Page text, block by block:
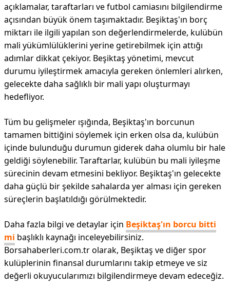
açıklamalar, taraftarları ve futbol camiasını bilgilendirme
açısından büyük önem taşımaktadır. Beşiktaş'ın borç
miktarı ile ilgili yapılan son değerlendirmelerde, kulübün
mali yükümlülüklerini yerine getirebilmek için attığı
adımlar dikkat çekiyor. Beşiktaş yönetimi, mevcut
durumu iyileştirmek amacıyla gereken önlemleri alırken,
gelecekte daha sağlıklı bir mali yapı oluşturmayı
hedefliyor.
Tüm bu gelişmeler ışığında, Beşiktaş'ın borcunun
tamamen bittiğini söylemek için erken olsa da, kulübün
içinde bulunduğu durumun giderek daha olumlu bir hale
geldiği söylenebilir. Taraftarlar, kulübün bu mali iyileşme
sürecinin devam etmesini bekliyor. Beşiktaş'ın gelecekte
daha güçlü bir şekilde sahalarda yer alması için gereken
süreçlerin başlatıldığı görülmektedir.
Daha fazla bilgi ve detaylar için Beşiktaş'ın borcu bitti
mi başlıklı kaynağı inceleyebilirsiniz.
Borsahaberleri.com.tr olarak, Beşiktaş ve diğer spor
kulüplerinin finansal durumlarını takip etmeye ve siz
değerli okuyucularımızı bilgilendirmeye devam edeceğiz.